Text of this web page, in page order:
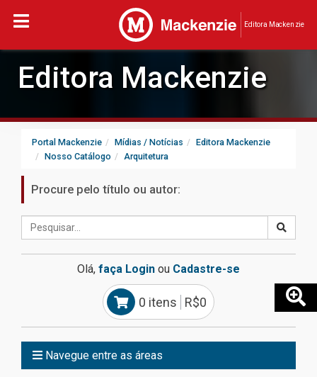
Editora Mackenzie
Editora Mackenzie
Portal Mackenzie Mídias / Notícias
Editora Mackenzie
Nosso Catálogo
Arquitetura
Procure pelo título ou autor:
Olá, faça Login ou Cadastre-se
0 itens R$0
Navegue entre as áreas